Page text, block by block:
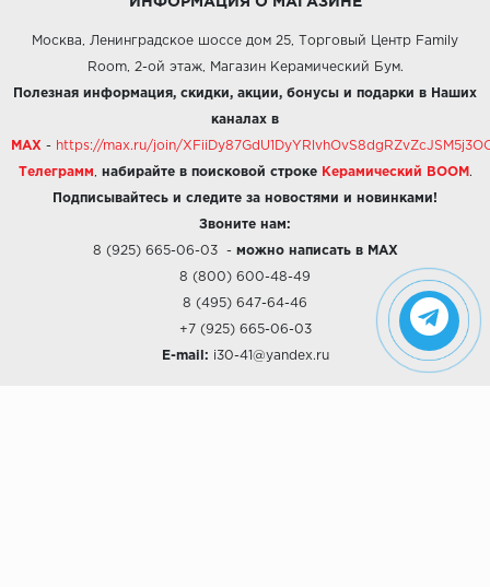
Москва, Ленинградское шоссе дом 25, Торговый Центр Family
Room, 2-ой этаж, Магазин Керамический Бум.
Полезная информация, скидки, акции, бонусы и подарки в Наших
каналах в
MAX - https://max.ru/join/
Телеграмм набирайте в поисковой строке Керамический BOOM .
Подписывайтесь и следите за новостями и новинками!
Звоните нам:
8 (925) 665-06-03- можно написать в MAX
8 (800) 600-48-49
8 (495) 647-64-46
+7 (925) 665-06-03
E-mail: i30-41@yandex.ru